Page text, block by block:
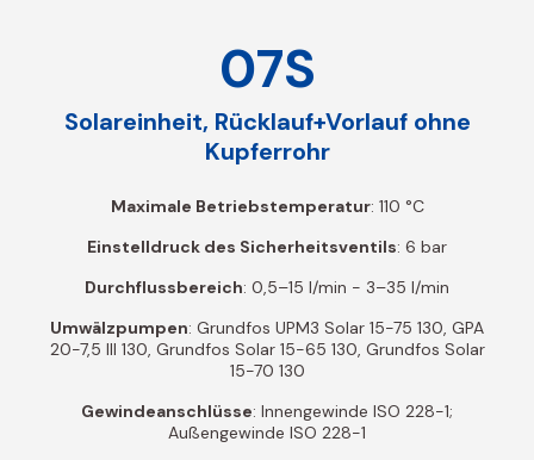
07S
Solareinheit, Rücklauf+Vorlauf ohne
Kupferrohr
Maximale Betriebstemperatur: 110 °C
Einstelldruck des Sicherheitsventils: 6 bar
Durchflussbereich: 0,5–15 l/min - 3–35 l/min
Umwälzpumpen: Grundfos UPM3 Solar 15-75 130, GPA
20-7,5 III 130, Grundfos Solar 15-65 130, Grundfos Solar
15-70 130
Gewindeanschlüsse: Innengewinde ISO 228-1;
Außengewinde ISO 228-1